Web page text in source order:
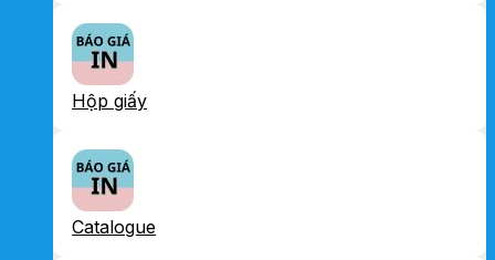
Hộp giấy
Catalogue